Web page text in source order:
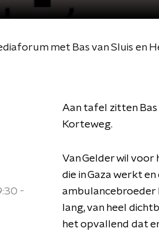
met Bas van Sluis en
-
Aan tafel zitten Bas
Korteweg.
Van Gelder wil voor
die in Gaza werkt
ambulancebroeder
lang, van heel
het opvallend dat